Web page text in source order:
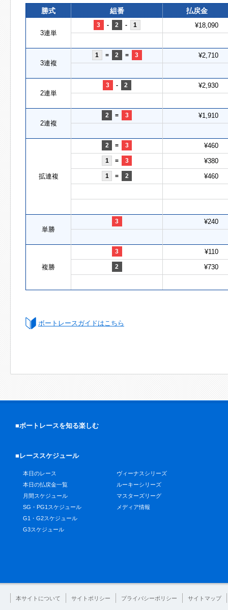
勝式 組番 払戻金
3連単
3 - 2 - 1 ¥18,090
3連複
1 = 2 = 3 ¥2,710
2連単
3 - 2 ¥2,930
2連複
2 = 3 ¥1,910
拡連複
2 = 3 ¥460
1 = 3 ¥380
1 = 2 ¥460
単勝
3 ¥240
複勝
3 ¥110
2 ¥730
ボートレースガイドはこちら
■ボートレースを知る楽しむ
■レーススケジュール
本日のレース
本日の払戻金一覧
月間スケジュール
SG・PG1スケジュール
G1・G2スケジュール
G3スケジュール
ヴィーナスシリーズ
ルーキーシリーズ
マスターズリーグ
メディア情報
本サイトについて サイトポリシー プライバシーポリシー サイトマップ